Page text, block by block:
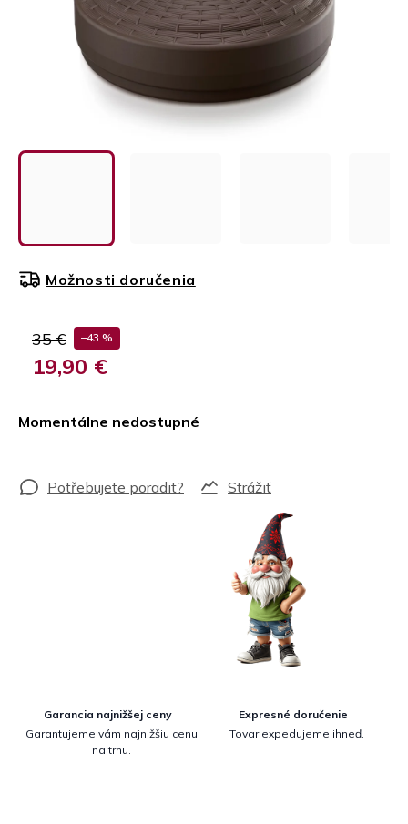
35 € –43 %
19,90 €
Momentálne nedostupné
Možnosti doručenia
Strážiť
Garancia najnižšej ceny
Garantujeme vám najnižšiu cenu
na trhu.
Expresné doručenie
Tovar expedujeme ihneď.